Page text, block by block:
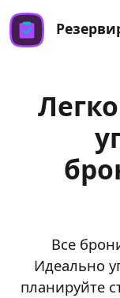
Все
Идеально
планируйте